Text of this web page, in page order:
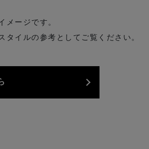
ージです。
イルの参考としてご覧ください。